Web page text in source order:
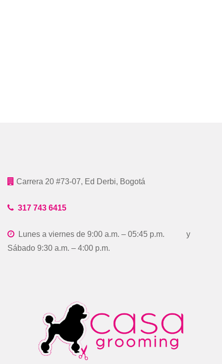
Carrera 20 #73-07, Ed Derbi, Bogotá
317 743 6415
Lunes a viernes de 9:00 a.m. – 05:45 p.m. y
Sábado 9:30 a.m. – 4:00 p.m.